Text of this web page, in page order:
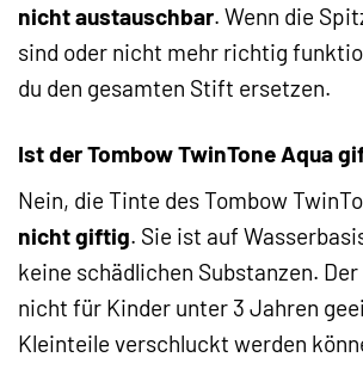
nicht austauschbar. Wenn die
sind oder nicht mehr richtig
du den gesamten Stift ersetzen.
Ist der Tombow TwinTone Aqua
Nein, die Tinte des Tombow
nicht giftig. Sie ist auf
keine schädlichen Substanzen.
nicht für Kinder unter 3 Jahren
Kleinteile verschluckt werden